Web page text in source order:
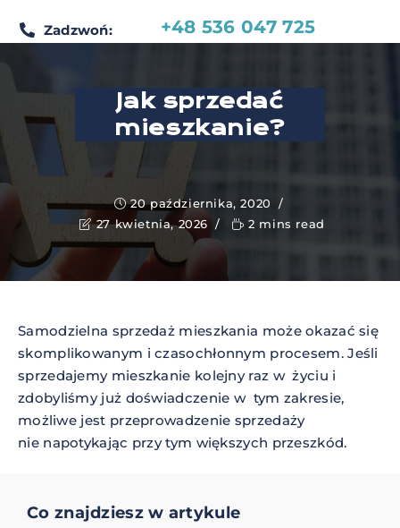
Zadzwoń: +48 536 047 725
Jak sprzedać
mieszkanie?
20 października, 2020
27 kwietnia, 2026
2 mins read
Samodzielna sprzedaż mieszkania może okazać się
skomplikowanym i czasochłonnym procesem. Jeśli
sprzedajemy mieszkanie kolejny raz w życiu i
zdobyliśmy już doświadczenie w tym zakresie,
możliwe jest przeprowadzenie sprzedaży
nie napotykając przy tym większych przeszkód.
Co znajdziesz w artykule